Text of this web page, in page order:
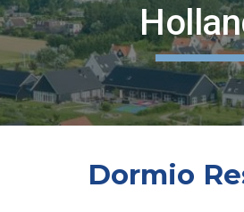
Dormio